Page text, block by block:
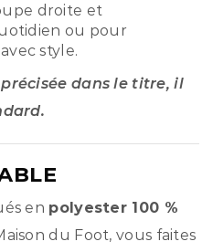
droite et
ou pour
style.
dans le titre, il
en polyester 100 %
du Foot, vous faites